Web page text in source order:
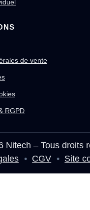
de vente
RGPD
Nitech – Tous droits
• CGV • Site